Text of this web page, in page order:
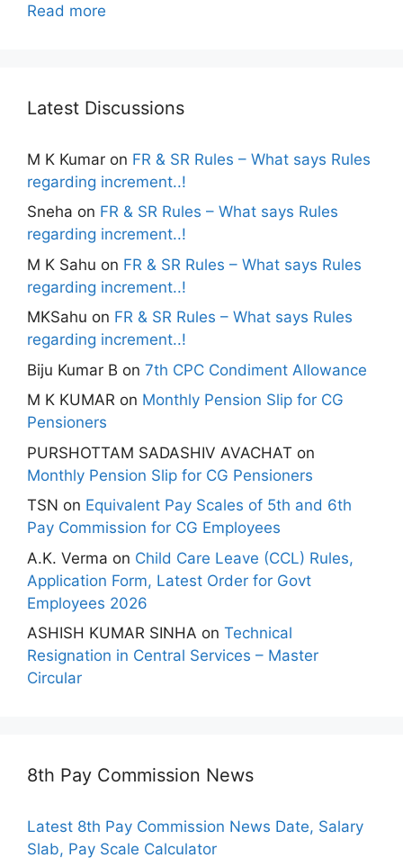
Read more
Latest Discussions
M K Kumar on FR & SR Rules – What says Rules
regarding increment..!
Sneha on FR & SR Rules – What says Rules
regarding increment..!
M K Sahu on FR & SR Rules – What says Rules
regarding increment..!
MKSahu on FR & SR Rules – What says Rules
regarding increment..!
Biju Kumar B on 7th CPC Condiment Allowance
M K KUMAR on Monthly Pension Slip for CG
Pensioners
PURSHOTTAM SADASHIV AVACHAT on
Monthly Pension Slip for CG Pensioners
TSN on Equivalent Pay Scales of 5th and 6th
Pay Commission for CG Employees
A.K. Verma on Child Care Leave (CCL) Rules,
Application Form, Latest Order for Govt
Employees 2026
ASHISH KUMAR SINHA on Technical
Resignation in Central Services – Master
Circular
8th Pay Commission News
Latest 8th Pay Commission News Date, Salary
Slab, Pay Scale Calculator